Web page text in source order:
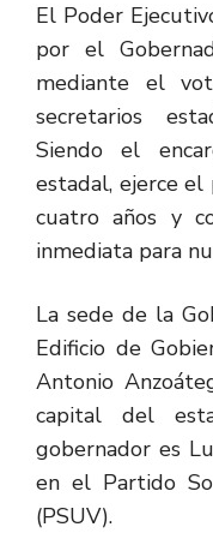
El Poder
por el
mediante el
secretarios
Siendo el
estadal, ejerce
cuatro años y
inmediata para
La sede de la
Edificio de
Antonio
capital del
gobernador es
en el Partido
(PSUV).